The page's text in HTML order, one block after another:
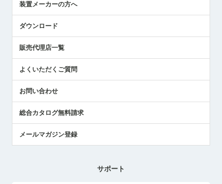
採用情報
国/地域/言語
エアマイクロセンサ製品
メトロールの技術
社員ブログ
中小企業のBCP地震対策
センサのテクニカルガイド
社長ブログ
装置メーカーの方へ
ダウンロード
販売代理店一覧
よくいただくご質問
お問い合わせ
総合カタログ無料請求
メールマガジン登録
サポート